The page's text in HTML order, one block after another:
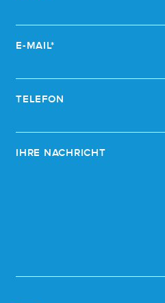
E-MAIL*
TELEFON
IHRE NACHRICHT